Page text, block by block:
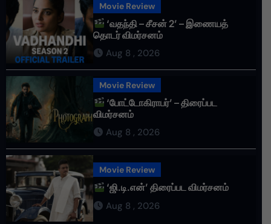
Movie Review
‘வதந்தி – சீசன் 2’ – இணையத்
தொடர் விமர்சனம்
Aug 8 , 2026
Movie Review
‘போட்டோகிராபர்’ – திரைப்பட
விமர்சனம்
Aug 8 , 2026
Movie Review
‘ஜி.டி.என்’ திரைப்பட விமர்சனம்
Aug 8 , 2026